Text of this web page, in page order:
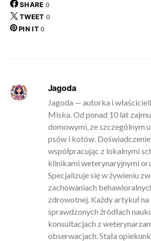
SHARE 0
TWEET 0
PIN IT 0
Jagoda
Jagoda — autorka i
Miska. Od ponad 10 lat
domowymi, ze szczególnym
psów i kotów.
współpracując z lokalnymi
klinikami weterynaryjnymi
Specjalizuje się w żywieniu
zachowaniach
zdrowotnej. Każdy artykuł
sprawdzonych źródłach
konsultacjach z
obserwacjach. Stała